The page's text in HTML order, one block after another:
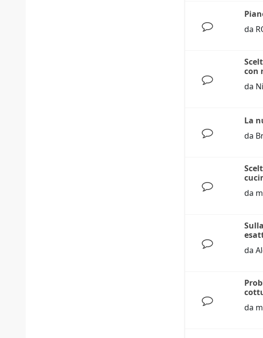
da
con
da
La
da
da
da
da